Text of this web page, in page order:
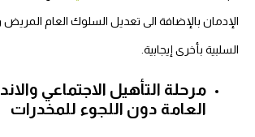
الإدمان بالإضافة الى تعديل السلوك العام المريض
السلبية بأخرى إيجابية.
مرحلة التأهيل الاجتماعي
العامة دون اللجوء للمخدرات